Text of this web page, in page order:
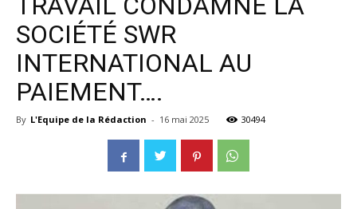
SOCIÉTÉ SWR
INTERNATIONAL AU
PAIEMENT….
By L'Equipe de la Rédaction - 16 mai 2025 30494